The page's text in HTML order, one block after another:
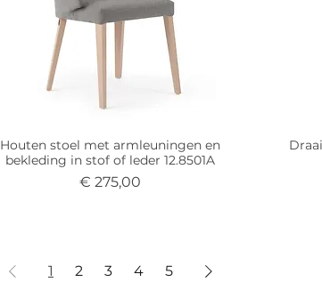
Houten stoel met armleuningen en
bekleding in stof of leder 12.8501A
Prijs
€ 275,00
1 2 3 4 5